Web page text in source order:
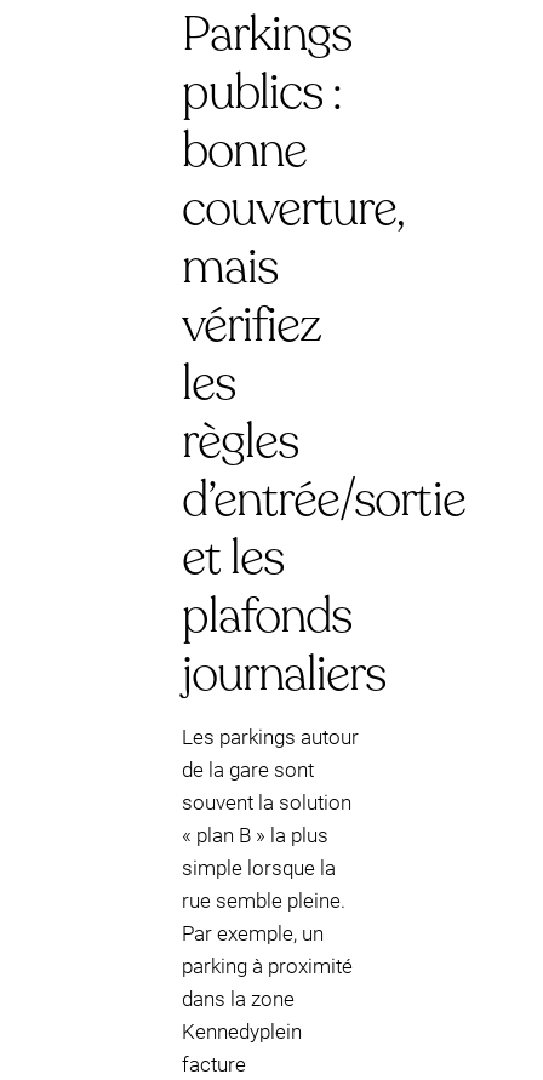
Parkings
publics :
bonne
couverture,
mais
vérifiez
les
règles
d’entrée/sortie
et les
plafonds
journaliers
Les parkings autour
de la gare sont
souvent la solution
« plan B » la plus
simple lorsque la
rue semble pleine.
Par exemple, un
parking à proximité
dans la zone
Kennedyplein
facture